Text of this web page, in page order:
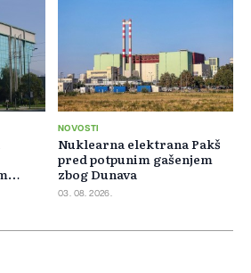
NOVOSTI
Nuklearna elektrana Pakš
pred potpunim gašenjem
zbog Dunava
03. 08. 2026.